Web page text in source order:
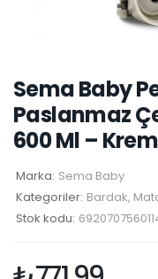
Sema Baby
Paslanmaz
600 Ml – Krem
Marka: Sema Baby
Kategoriler: Bardak,
Stok kodu: